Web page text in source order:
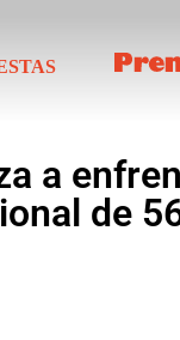
a
de